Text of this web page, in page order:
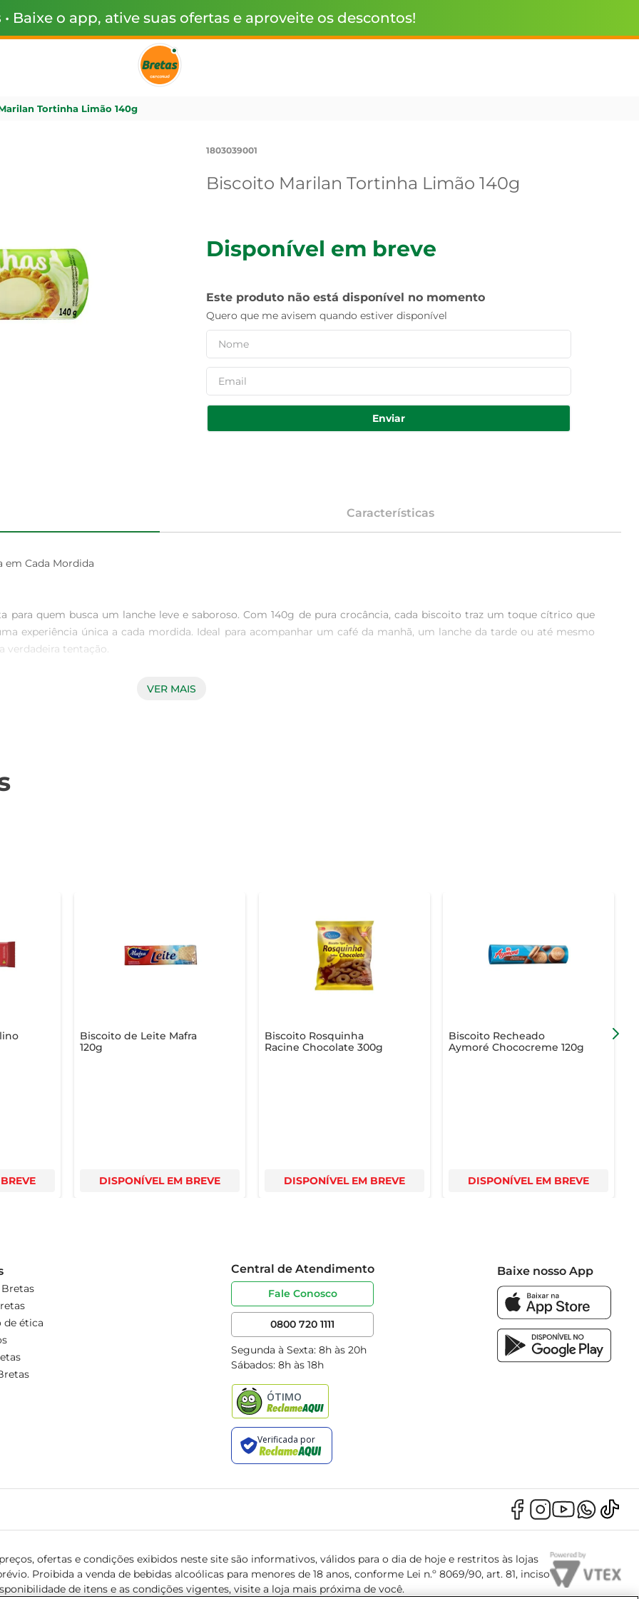
• Baixe o app, ative suas ofertas e aproveite os descontos!
Tortinha Limão 140g
1803039001
Biscoito Marilan Tortinha Limão 140g
Disponível em breve
Este produto não está disponível no momento
Quero que me avisem quando estiver disponível
Enviar
Características
em Cada Mordida
para quem busca um lanche leve e saboroso. Com 140g de pura crocância, cada biscoito traz um toque cítrico que
experiência única a cada mordida. Ideal para acompanhar um café da manhã, um lanche da tarde ou até mesmo
verdadeira tentação.
consumidas em diversas ocasiões. Seja para um lanche rápido, como acompanhamento de um chá ou café, ou até
VER MAIS
Biscoito de Leite Mafra
120g
DISPONÍVEL EM BREVE
Biscoito Rosquinha
Racine Chocolate 300g
DISPONÍVEL EM BREVE
Biscoito Recheado
Aymoré Chococreme 120g
DISPONÍVEL EM BREVE
de ética
Central de Atendimento
Fale Conosco
0800 720 1111
Segunda à Sexta: 8h às 20h
Sábados: 8h às 18h
Baixe nosso App
ofertas e condições exibidos neste site são informativos, válidos para o dia de hoje e restritos às lojas
Proibida a venda de bebidas alcoólicas para menores de 18 anos, conforme Lei n.º 8069/90, art. 81, inciso
de itens e as condições vigentes, visite a loja mais próxima de você.